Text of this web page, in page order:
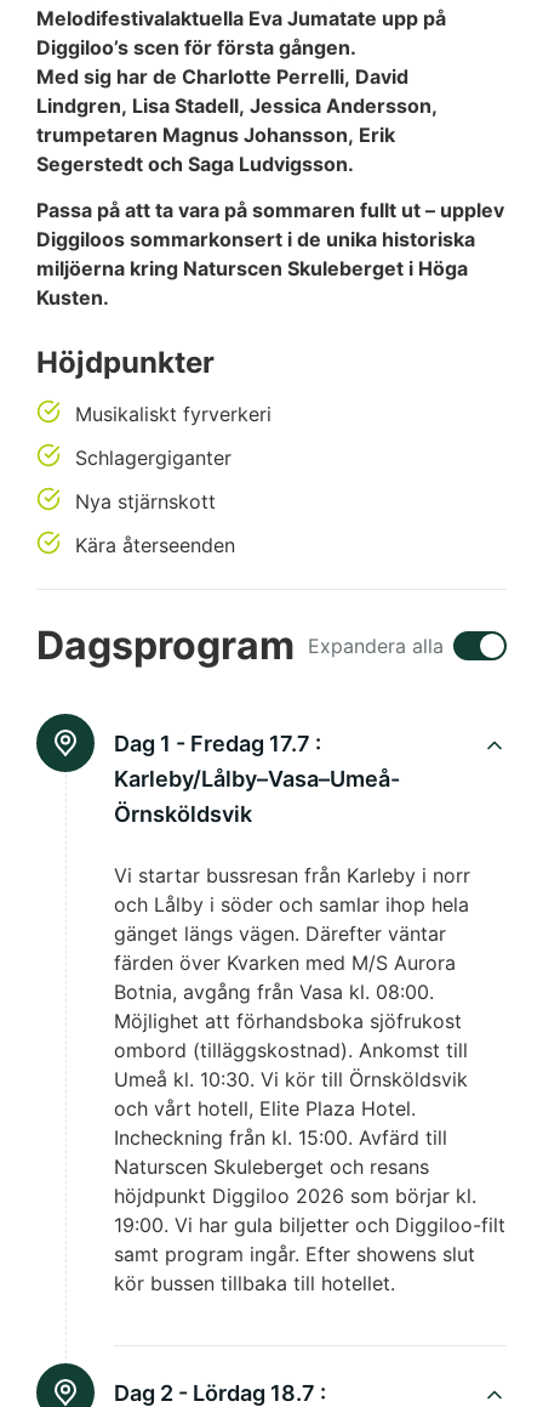
Melodifestivalaktuella Eva Jumatate upp på
Diggiloo’s scen för första gången.
Med sig har de Charlotte Perrelli, David
Lindgren, Lisa Stadell, Jessica Andersson,
trumpetaren Magnus Johansson, Erik
Segerstedt och Saga Ludvigsson.
Passa på att ta vara på sommaren fullt ut – upplev
Diggiloos sommarkonsert i de unika historiska
miljöerna kring Naturscen Skuleberget i Höga
Kusten.
Höjdpunkter
Musikaliskt fyrverkeri
Schlagergiganter
Nya stjärnskott
Kära återseenden
Dagsprogram Expandera alla
Dag 1 - Fredag 17.7 :
Karleby/Lålby–Vasa–Umeå-
Örnsköldsvik
Vi startar bussresan från Karleby i norr
och Lålby i söder och samlar ihop hela
gänget längs vägen. Därefter väntar
färden över Kvarken med M/S Aurora
Botnia, avgång från Vasa kl. 08:00.
Möjlighet att förhandsboka sjöfrukost
ombord (tilläggskostnad). Ankomst till
Umeå kl. 10:30. Vi kör till Örnsköldsvik
och vårt hotell, Elite Plaza Hotel.
Incheckning från kl. 15:00. Avfärd till
Naturscen Skuleberget och resans
höjdpunkt Diggiloo 2026 som börjar kl.
19:00. Vi har gula biljetter och Diggiloo-filt
samt program ingår. Efter showens slut
kör bussen tillbaka till hotellet.
Dag 2 - Lördag 18.7 :